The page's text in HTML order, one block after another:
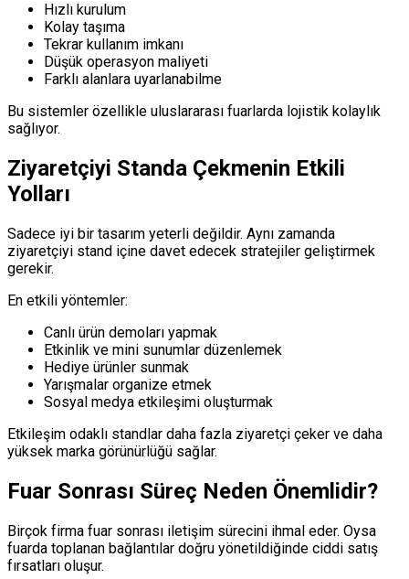
Hızlı kurulum
Kolay taşıma
Tekrar kullanım imkanı
Düşük operasyon maliyeti
Farklı alanlara uyarlanabilme
Bu sistemler özellikle uluslararası fuarlarda lojistik kolaylık
sağlıyor.
Ziyaretçiyi Standa Çekmenin Etkili
Yolları
Sadece iyi bir tasarım yeterli değildir. Aynı zamanda
ziyaretçiyi stand içine davet edecek stratejiler geliştirmek
gerekir.
En etkili yöntemler:
Canlı ürün demoları yapmak
Etkinlik ve mini sunumlar düzenlemek
Hediye ürünler sunmak
Yarışmalar organize etmek
Sosyal medya etkileşimi oluşturmak
Etkileşim odaklı standlar daha fazla ziyaretçi çeker ve daha
yüksek marka görünürlüğü sağlar.
Fuar Sonrası Süreç Neden Önemlidir?
Birçok firma fuar sonrası iletişim sürecini ihmal eder. Oysa
fuarda toplanan bağlantılar doğru yönetildiğinde ciddi satış
fırsatları oluşur.